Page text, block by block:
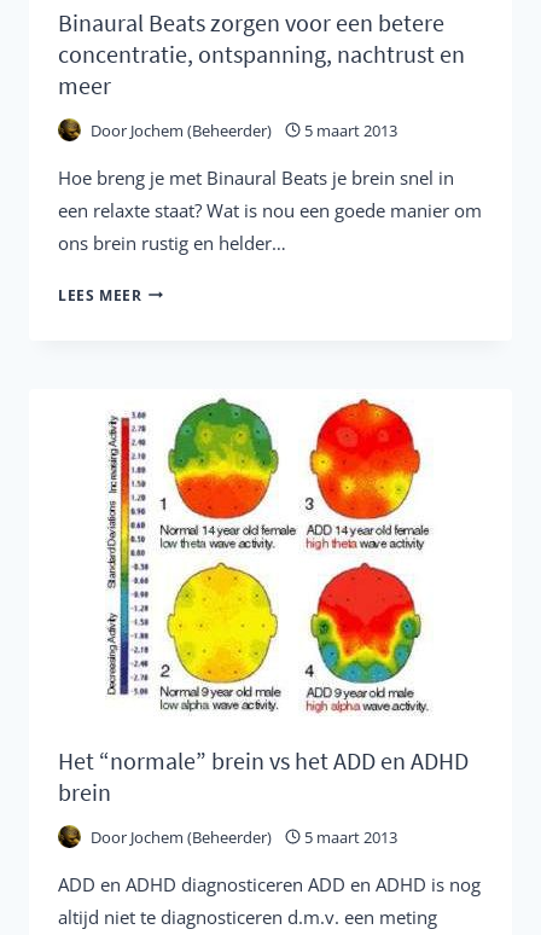
Binaural Beats zorgen voor een betere
concentratie, ontspanning, nachtrust en
meer
Door Jochem (Beheerder) 5 maart 2013
Hoe breng je met Binaural Beats je brein snel in
een relaxte staat? Wat is nou een goede manier om
ons brein rustig en helder…
LEES MEER BINAURAL
EEN
BETERE
CONCENTRATIE,
ONTSPANNING,
NACHTRUST
EN
MEER
Het “normale” brein vs het ADD en ADHD
brein
Door Jochem (Beheerder) 5 maart 2013
ADD en ADHD diagnosticeren ADD en ADHD is nog
altijd niet te diagnosticeren d.m.v. een meting